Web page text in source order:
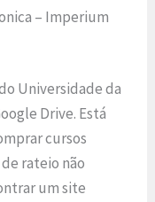
– Imperium
Universidade da
Drive. Está
cursos
rateio não
um site